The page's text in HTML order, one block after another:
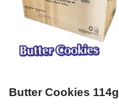
Butter Cookies 114g